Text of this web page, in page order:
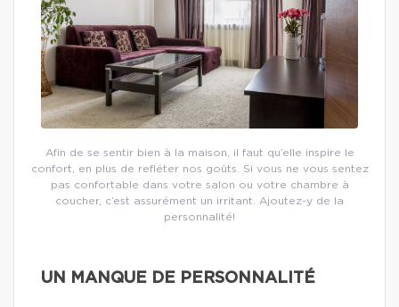
Afin de se sentir bien à la maison, il faut qu’elle inspire le
confort, en plus de refléter nos goûts. Si vous ne vous sentez
pas confortable dans votre salon ou votre chambre à
coucher, c’est assurément un irritant. Ajoutez-y de la
personnalité!
UN MANQUE DE PERSONNALITÉ